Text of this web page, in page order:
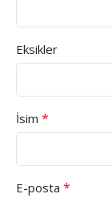
Eksikler
İsim *
E-posta *